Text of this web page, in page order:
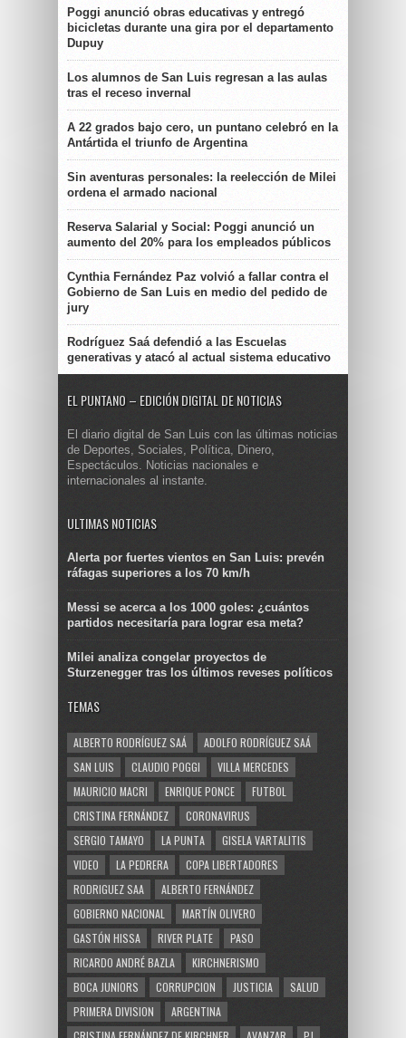
Poggi anunció obras educativas y entregó
bicicletas durante una gira por el departamento
Dupuy
Los alumnos de San Luis regresan a las aulas
tras el receso invernal
A 22 grados bajo cero, un puntano celebró en la
Antártida el triunfo de Argentina
Sin aventuras personales: la reelección de Milei
ordena el armado nacional
Reserva Salarial y Social: Poggi anunció un
aumento del 20% para los empleados públicos
Cynthia Fernández Paz volvió a fallar contra el
Gobierno de San Luis en medio del pedido de
jury
Rodríguez Saá defendió a las Escuelas
generativas y atacó al actual sistema educativo
EL PUNTANO – EDICIÓN DIGITAL DE NOTICIAS
El diario digital de San Luis con las últimas noticias
de Deportes, Sociales, Política, Dinero,
Espectáculos. Noticias nacionales e
internacionales al instante.
ULTIMAS NOTICIAS
Alerta por fuertes vientos en San Luis: prevén
ráfagas superiores a los 70 km/h
Messi se acerca a los 1000 goles: ¿cuántos
partidos necesitaría para lograr esa meta?
Milei analiza congelar proyectos de
Sturzenegger tras los últimos reveses políticos
TEMAS
ALBERTO RODRÍGUEZ SAÁ
ADOLFO RODRÍGUEZ SAÁ
SAN LUIS
CLAUDIO POGGI
VILLA MERCEDES
MAURICIO MACRI
ENRIQUE PONCE
FUTBOL
CRISTINA FERNÁNDEZ
CORONAVIRUS
SERGIO TAMAYO
LA PUNTA
GISELA VARTALITIS
VIDEO
LA PEDRERA
COPA LIBERTADORES
RODRIGUEZ SAA
ALBERTO FERNÁNDEZ
GOBIERNO NACIONAL
MARTÍN OLIVERO
GASTÓN HISSA
RIVER PLATE
PASO
RICARDO ANDRÉ BAZLA
KIRCHNERISMO
BOCA JUNIORS
CORRUPCION JUSTICIA
SALUD
PRIMERA DIVISION
ARGENTINA